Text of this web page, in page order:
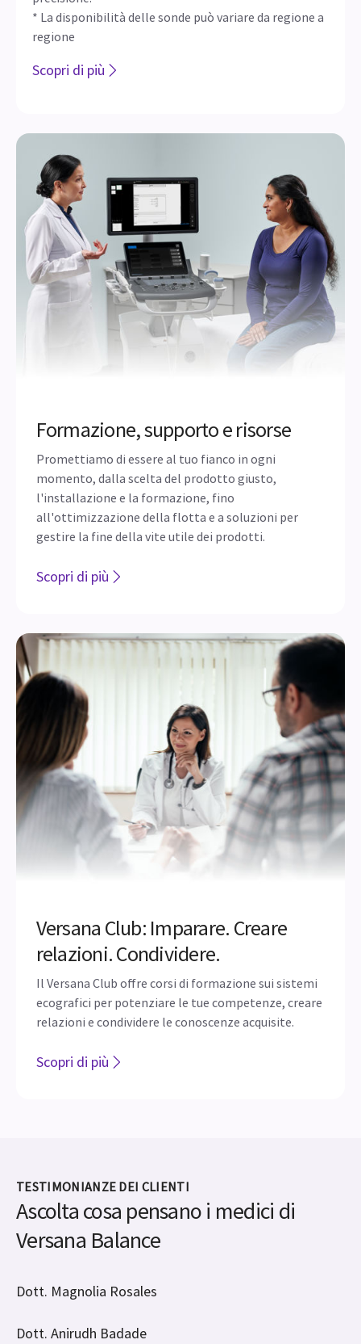
* La disponibilità delle sonde può variare da regione a
regione
Scopri di più
Formazione, supporto e risorse
Promettiamo di essere al tuo fianco in ogni
momento, dalla scelta del prodotto giusto,
l'installazione e la formazione, fino
all'ottimizzazione della flotta e a soluzioni per
gestire la fine della vite utile dei prodotti.
Scopri di più
Versana Club: Imparare. Creare
relazioni. Condividere.
Il Versana Club offre corsi di formazione sui sistemi
ecografici per potenziare le tue competenze, creare
relazioni e condividere le conoscenze acquisite.
Scopri di più
TESTIMONIANZE DEI CLIENTI
Ascolta cosa pensano i medici di
Versana Balance
Dott. Magnolia Rosales
Dott. Anirudh Badade